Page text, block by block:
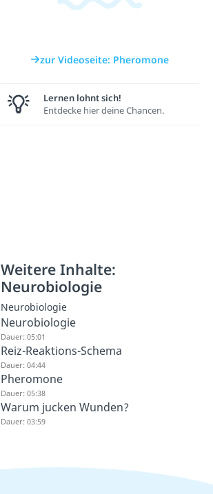
zur Videoseite: Pheromone
Lernen lohnt sich!
Entdecke hier deine Chancen.
Weitere Inhalte:
Neurobiologie
Neurobiologie
Neurobiologie
Dauer: 05:01
Reiz-Reaktions-Schema
Dauer: 04:44
Pheromone
Dauer: 05:38
Warum jucken Wunden?
Dauer: 03:59